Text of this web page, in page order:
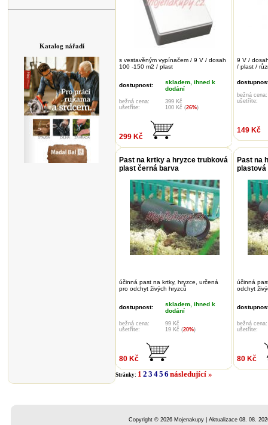
Katalog nářadí
s vestavěným vypínačem / 9 V / dosah
100 -150 m2 / plast
dostupnost:
skladem, ihned k
dodání
bežná cena:
399 Kč
ušetříte:
100 Kč (26%)
299 Kč
9 V /
/ plast /
bežná cena:
ušetříte:
149 Kč
Past na krtky a hryzce trubková
plast černá barva
účinná past na krtky, hryzce, určená
pro odchyt živých hryzců
dostupnost:
skladem, ihned k
dodání
bežná cena:
99 Kč
ušetříte:
19 Kč (20%)
80 Kč
Past na
plastová
účinná
odchyt
bežná cena:
ušetříte:
80 Kč
Stránky: 1 2 3 45 6 následující »
Copyright © 2026 Mojenakupy | Aktualizace 08. 08.